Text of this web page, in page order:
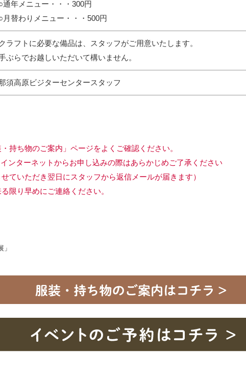
通年メニュー・・・300円
月替わりメニュー・・・500円
クラフトに必要な備品は、スタッフがご用意いたします。
ぶらでお越しいただいて構いません。
須高原ビジターセンタースタッフ
持ち物のご案内」ページをよくご確認ください。
ンターネットからお申し込みの際はあらかじめご了承ください
ていただき翌日にスタッフから返信メールが届きます）
限り早めにご連絡ください。